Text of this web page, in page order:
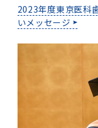
学生歌
医療について
東京医科歯科大
世界大学ランキ
学長・役員
大学紹介動画
大学紹介動画トッ
キャンパスライ
大学概要（冊子）
大学の計画と評
大学評価の制度
大学評価の制度
1-1．第４期中
四大学連合
四大学連合トップ
四大学連合憲章
四大学連合憲章
複合領域コース(
情報公開・個人情
情報公開・個人
東京医科歯科大
男性職員の育児
入試制度トップ
学部入試の変更
これまでの学部
学部などについ
学部などについ
学生生活などに
学生生活などに
授業料・入学料
募集要項トップ
医歯学総合研究科
保健衛生学研究
WEB出願
アドミッション
過去の試験問題
TOEFL-ITP試
医学部
歯学部
生体材料工学研
令和7年度（
代フロントラン
Tokyo
について
Call for
Post-SPRING
令和7年度トップ
エキスパート人
歯学系-BOOST
令和６年度（
AI研究のための
ログラム 対象
令和８年度（
サイエンティス
て
Call for
Scientist (CS)
for Academic
四大学連合･複合
教育要項（学部
履修要項（大学
入学料・授業料
授業料・入学料
授業料・入学料
入学料・授業料
(Admission &
留学情報
学生生活サポート
学生生活サポー
医学部（医学科
歯学部（歯学科
大学院医歯学総
大学院保健衛生
医学部（医学科
保健衛生学科 【
保健衛生学科
歯学部（歯学科
歯学部（歯学科
口腔保健学科【
大学院医歯学総
大学院医歯学総
修士課程 医歯理
大学院保健衛生
大学院保健衛生
教養部トップ
公開講座・公開
ILA国府台担当
大学院医歯学総
大学院医歯学総
修士課程 医歯理
修士課程 医歯理
修士課程 医歯
大学院保健衛生
大学院保健衛生
寄附講座・寄附
ジョイントリ
研究費獲得支援
e-Rad 府省共通
研究手続きトッ
倫理審査申請シ
利益相反申告シ
臨床研究審査委
研究活動
研究情報データ
機関リポジトリ
研究組織トップ
若手研究者支援
取り組み・規制
取り組み・規制
2023年度東京医科
いメッセージ